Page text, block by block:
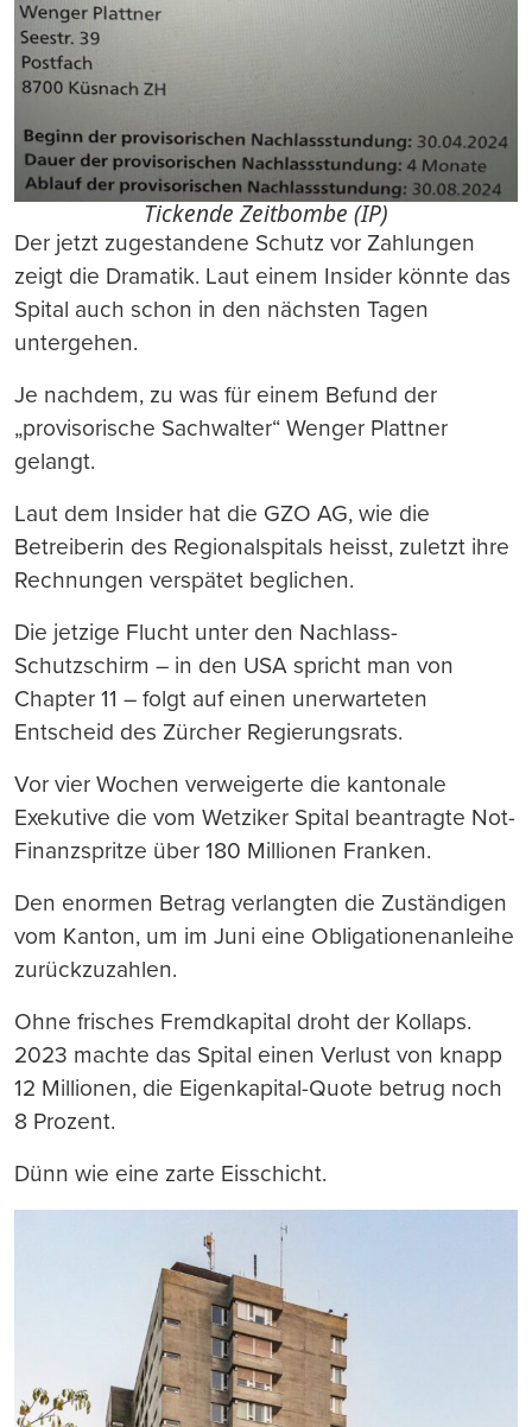
Tickende Zeitbombe (IP)
Der jetzt zugestandene Schutz vor Zahlungen
zeigt die Dramatik. Laut einem Insider könnte das
Spital auch schon in den nächsten Tagen
untergehen.
Je nachdem, zu was für einem Befund der
„provisorische Sachwalter“ Wenger Plattner
gelangt.
Laut dem Insider hat die GZO AG, wie die
Betreiberin des Regionalspitals heisst, zuletzt ihre
Rechnungen verspätet beglichen.
Die jetzige Flucht unter den Nachlass-
Schutzschirm – in den USA spricht man von
Chapter 11 – folgt auf einen unerwarteten
Entscheid des Zürcher Regierungsrats.
Vor vier Wochen verweigerte die kantonale
Exekutive die vom Wetziker Spital beantragte Not-
Finanzspritze über 180 Millionen Franken.
Den enormen Betrag verlangten die Zuständigen
vom Kanton, um im Juni eine Obligationenanleihe
zurückzuzahlen.
Ohne frisches Fremdkapital droht der Kollaps.
2023 machte das Spital einen Verlust von knapp
12 Millionen, die Eigenkapital-Quote betrug noch
8 Prozent.
Dünn wie eine zarte Eisschicht.